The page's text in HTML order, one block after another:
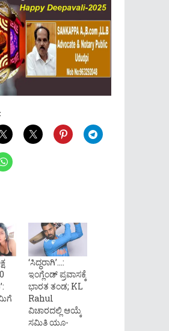
‘ಸಿದ್ಧರಾಗಿ’…:
ಇಂಗ್ಲೆಂಡ್ ಪ್ರವಾಸಕ್ಕೆ
ಭಾರತ ತಂಡ; KL
Rahul
ವಿಚಾರದಲ್ಲಿ ಆಯ್ಕೆ
ಸಮಿತಿ ಯೂ-